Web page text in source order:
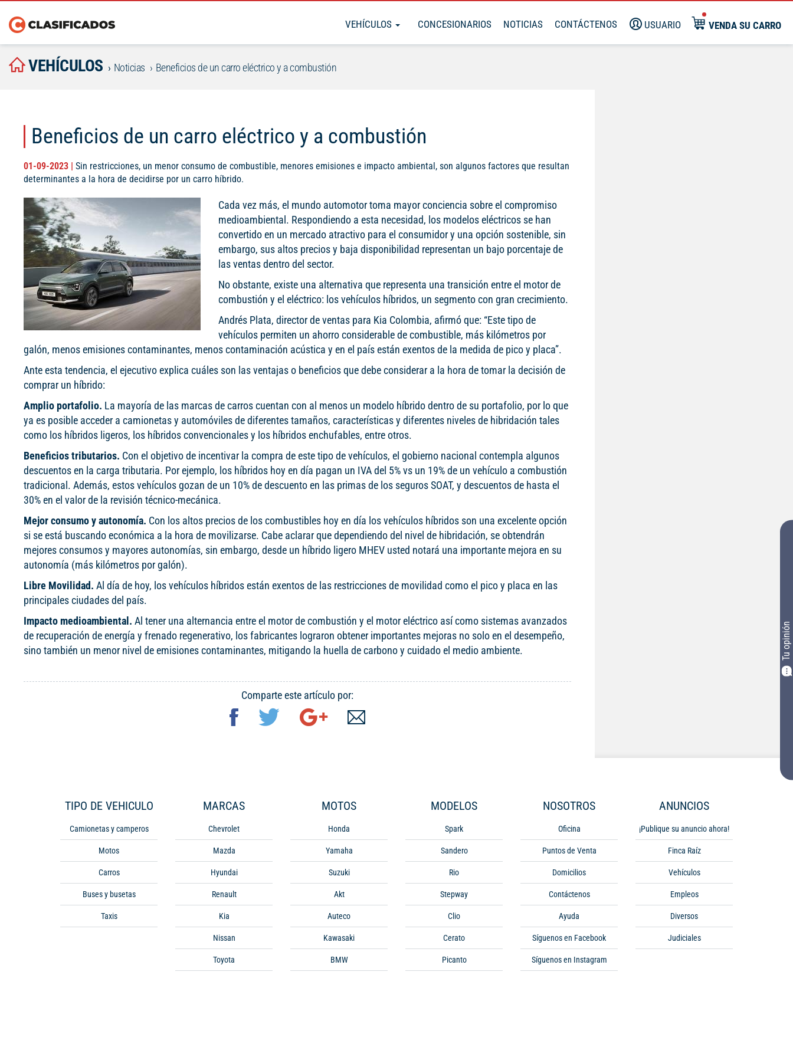
VEHÍCULOS CONCESIONARIOS NOTICIAS CONTÁCTENOS USUARIO VENDA SU CARRO
VEHÍCULOS Noticias Beneficios de un carro eléctrico y a combustión
Beneficios de un carro eléctrico y a combustión
01-09-2023 | Sin restricciones, un menor consumo de combustible, menores emisiones e impacto ambiental, son algunos factores que resultan
determinantes a la hora de decidirse por un carro híbrido.
Cada vez más, el mundo automotor toma mayor conciencia sobre el compromiso
medioambiental. Respondiendo a esta necesidad, los modelos eléctricos se han
convertido en un mercado atractivo para el consumidor y una opción sostenible, sin
embargo, sus altos precios y baja disponibilidad representan un bajo porcentaje de
las ventas dentro del sector.
No obstante, existe una alternativa que representa una transición entre el motor de
combustión y el eléctrico: los vehículos híbridos, un segmento con gran crecimiento.
Andrés Plata, director de ventas para Kia Colombia, afirmó que: “Este tipo de
vehículos permiten un ahorro considerable de combustible, más kilómetros por
galón, menos emisiones contaminantes, menos contaminación acústica y en el país están exentos de la medida de pico y placa”.
Ante esta tendencia, el ejecutivo explica cuáles son las ventajas o beneficios que debe considerar a la hora de tomar la decisión de
comprar un híbrido:
Amplio portafolio. La mayoría de las marcas de carros cuentan con al menos un modelo híbrido dentro de su portafolio, por lo que
ya es posible acceder a camionetas y automóviles de diferentes tamaños, características y diferentes niveles de hibridación tales
como los híbridos ligeros, los híbridos convencionales y los híbridos enchufables, entre otros.
Beneficios tributarios. Con el objetivo de incentivar la compra de este tipo de vehículos, el gobierno nacional contempla algunos
descuentos en la carga tributaria. Por ejemplo, los híbridos hoy en día pagan un IVA del 5% vs un 19% de un vehículo a combustión
tradicional. Además, estos vehículos gozan de un 10% de descuento en las primas de los seguros SOAT, y descuentos de hasta el
30% en el valor de la revisión técnico-mecánica.
Mejor consumo y autonomía. Con los altos precios de los combustibles hoy en día los vehículos híbridos son una excelente opción
si se está buscando económica a la hora de movilizarse. Cabe aclarar que dependiendo del nivel de hibridación, se obtendrán
mejores consumos y mayores autonomías, sin embargo, desde un híbrido ligero MHEV usted notará una importante mejora en su
autonomía (más kilómetros por galón).
Libre Movilidad. Al día de hoy, los vehículos híbridos están exentos de las restricciones de movilidad como el pico y placa en las
principales ciudades del país.
Impacto medioambiental. Al tener una alternancia entre el motor de combustión y el motor eléctrico así como sistemas avanzados
de recuperación de energía y frenado regenerativo, los fabricantes lograron obtener importantes mejoras no solo en el desempeño,
sino también un menor nivel de emisiones contaminantes, mitigando la huella de carbono y cuidado el medio ambiente.
Tu opinión
Comparte este artículo por:
TIPO DE VEHICULO
Camionetas y camperos
Motos
Carros
Buses y busetas
Taxis
MARCAS
Chevrolet
Mazda
Hyundai
Renault
Kia
Nissan
Toyota
MOTOS
Honda
Yamaha
Suzuki
Akt
Auteco
Kawasaki
BMW
MODELOS
Spark
Sandero
Rio
Stepway
Clio
Cerato
Picanto
NOSOTROS
Oficina
Puntos de Venta
Domicilios
Contáctenos
Ayuda
Síguenos en Facebook
Síguenos en Instagram
ANUNCIOS
¡Publique su anuncio ahora!
Finca Raíz
Vehículos
Empleos
Diversos
Judiciales